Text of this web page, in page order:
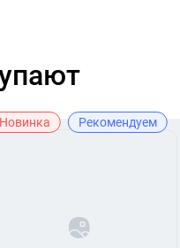
Новинка Рекомендуем